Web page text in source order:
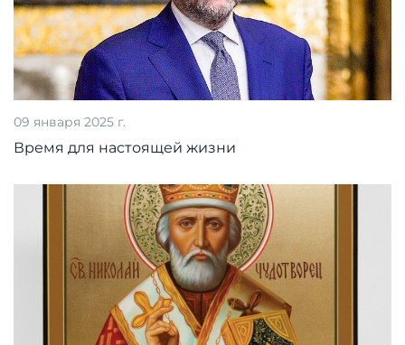
09 января 2025 г.
Время для настоящей жизни